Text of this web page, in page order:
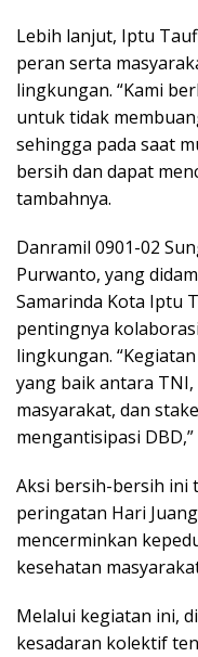
Lebih lanjut, Iptu
peran serta
lingkungan. “Kami
untuk tidak
sehingga pada saat
bersih dan dapat
tambahnya.
Danramil 0901-02
Purwanto, yang
Samarinda Kota Iptu
pentingnya
lingkungan.
yang baik antara
masyarakat, dan
mengantisipasi
Aksi bersih-bersih ini
peringatan Hari
mencerminkan
kesehatan
Melalui kegiatan ini,
kesadaran kolektif